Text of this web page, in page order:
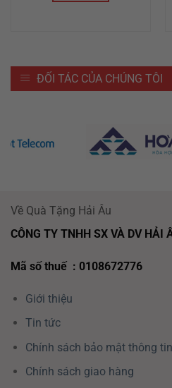
ĐỐI TÁC CỦA CHÚNG TÔI
Về Quà Tặng Hải Âu
CÔNG TY TNHH SX VÀ DV HẢI
Mã số thuế : 0108672776
Giới thiệu
Tin tức
Chính sách bảo mật thông tin
Chính sách giao hàng